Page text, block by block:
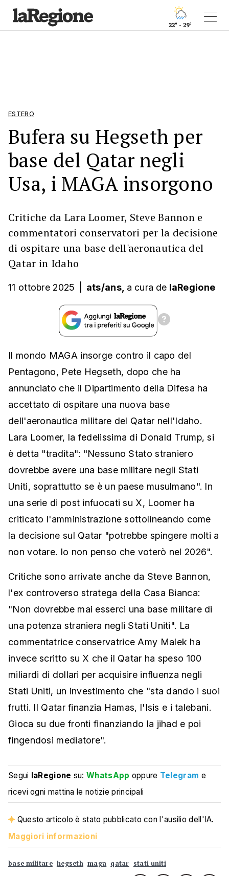
22° - 29°
ESTERO
Bufera su Hegseth per
base del Qatar negli
Usa, i MAGA insorgono
Critiche da Lara Loomer, Steve Bannon e
commentatori conservatori per la decisione
di ospitare una base dell'aeronautica del
Qatar in Idaho
11 ottobre 2025 ats/ans, a cura de laRegione
Il mondo MAGA insorge contro il capo del
Pentagono, Pete Hegseth, dopo che ha
annunciato che il Dipartimento della Difesa ha
accettato di ospitare una nuova base
dell'aeronautica militare del Qatar nell'Idaho.
Lara Loomer, la fedelissima di Donald Trump, si
è detta "tradita": "Nessuno Stato straniero
dovrebbe avere una base militare negli Stati
Uniti, soprattutto se è un paese musulmano". In
una serie di post infuocati su X, Loomer ha
criticato l'amministrazione sottolineando come
la decisione sul Qatar "potrebbe spingere molti a
non votare. Io non penso che voterò nel 2026".
Critiche sono arrivate anche da Steve Bannon,
l'ex controverso stratega della Casa Bianca:
"Non dovrebbe mai esserci una base militare di
una potenza straniera negli Stati Uniti". La
commentatrice conservatrice Amy Malek ha
invece scritto su X che il Qatar ha speso 100
miliardi di dollari per acquisire influenza negli
Stati Uniti, un investimento che "sta dando i suoi
frutti. Il Qatar finanzia Hamas, l'Isis e i talebani.
Gioca su due fronti finanziando la jihad e poi
fingendosi mediatore".
Segui laRegione su:WhatsApp oppure Telegram e
ricevi ogni mattina le notizie principali
Questo articolo è stato pubblicato con l'ausilio dell'IA.
Maggiori informazioni
base militare hegseth maga qatar stati uniti